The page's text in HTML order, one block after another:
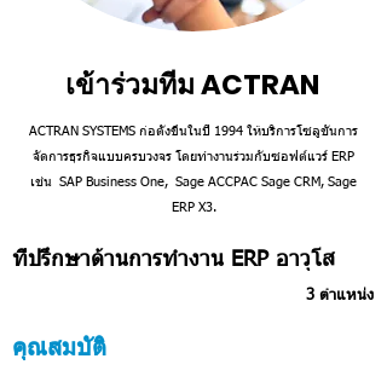
เข้าร่วมทีม ACTRAN
ACTRAN SYSTEMS ก่อตั้งขึ้นในปี 1994 ให้บริการโซลูชันการ
จัดการธุรกิจแบบครบวงจร โดยทำงานร่วมกับซอฟต์แวร์ ERP
เช่น SAP Business One, Sage ACCPAC Sage CRM, Sage
ERP X3.
ที่ปรึกษาด้านการทำงาน ERP อาวุโส
3 ตำแหน่ง
คุณสมบัติ